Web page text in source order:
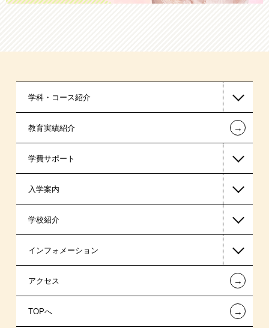
学科・コース紹介
医療事務系
保育士・幼稚園教諭系
教育実績紹介 ←
学費サポート
高等教育の修学支援新制度
日本学生支援機構の奨学金
国の教育ローン
提携教育ローン
新聞奨学生
入学案内
一般入学
AO入学
指定校推薦入学
指定校自己推薦入学
学校紹介
在校生からあなたへ
夢を叶えた先輩たち
施設・研修所
インフォメーション
お知らせ・新着情報
在校生へのお知らせ
アクセス ←
TOPへ ←